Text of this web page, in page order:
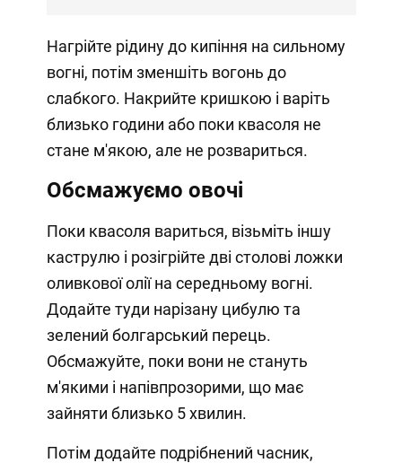
Нагрійте рідину до кипіння на сильному
вогні, потім зменшіть вогонь до
слабкого. Накрийте кришкою і варіть
близько години або поки квасоля не
стане м'якою, але не розвариться.
Обсмажуємо овочі
Поки квасоля вариться, візьміть іншу
каструлю і розігрійте дві столові ложки
оливкової олії на середньому вогні.
Додайте туди нарізану цибулю та
зелений болгарський перець.
Обсмажуйте, поки вони не стануть
м'якими і напівпрозорими, що має
зайняти близько 5 хвилин.
Потім додайте подрібнений часник,